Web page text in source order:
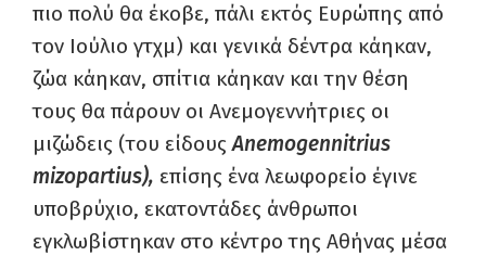
πιο πολύ θα έκοβε, πάλι εκτός Ευρώπης από
τον Ιούλιο γτχμ) και γενικά δέντρα κάηκαν,
ζώα κάηκαν, σπίτια κάηκαν και την θέση
τους θα πάρουν οι Ανεμογεννήτριες οι
μιζώδεις (του είδουςAnemogennitrius
mizopartius), επίσης ένα λεωφορείο έγινε
υποβρύχιο, εκατοντάδες άνθρωποι
εγκλωβίστηκαν στο κέντρο της Αθήνας μέσα